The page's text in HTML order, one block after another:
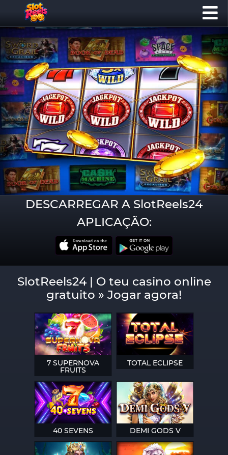
DESCARREGAR A SlotReels24
APLICAÇÃO:
SlotReels24 | O teu casino online
gratuito » Jogar agora!
7 SUPERNOVA
FRUITS
TOTAL ECLIPSE
40 SEVENS DEMI GODS V